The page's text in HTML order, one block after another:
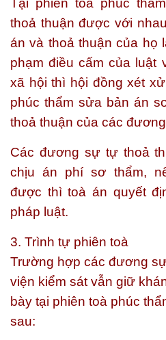
Tại phiên toà phúc
thoả thuận được với
án và thoả thuận của họ
phạm điều cấm của luật
xã hội thì hội đồng xét
phúc thẩm sửa bản án
thoả thuận của các
Các đương sự tự thoả
chịu án phí sơ thẩm,
được thì toà án quyết
pháp luật.
3. Trình tự phiên toà
Trường hợp các đương
viện kiểm sát vẫn giữ
bày tại phiên toà phúc
sau: